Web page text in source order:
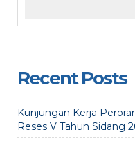
Recent Posts
Kunjungan Kerja
Reses V Tahun Sidang